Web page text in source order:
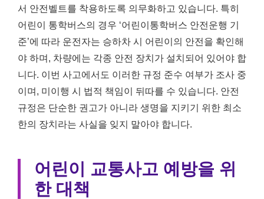
서 안전벨트를 착용하도록 의무화하고 있습니다. 특히
어린이 통학버스의 경우 ‘어린이통학버스 안전운행 기
준’에 따라 운전자는 승하차 시 어린이의 안전을 확인해
야 하며, 차량에는 각종 안전 장치가 설치되어 있어야 합
니다. 이번 사고에서도 이러한 규정 준수 여부가 조사 중
이며, 미이행 시 법적 책임이 뒤따를 수 있습니다. 안전
규정은 단순한 권고가 아니라 생명을 지키기 위한 최소
한의 장치라는 사실을 잊지 말아야 합니다.
어린이 교통사고 예방을 위
한 대책